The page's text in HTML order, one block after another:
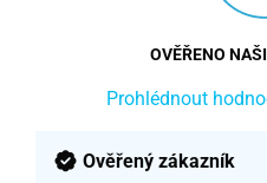
OVĚŘENO
Prohlédnout
Ověřený zákazník